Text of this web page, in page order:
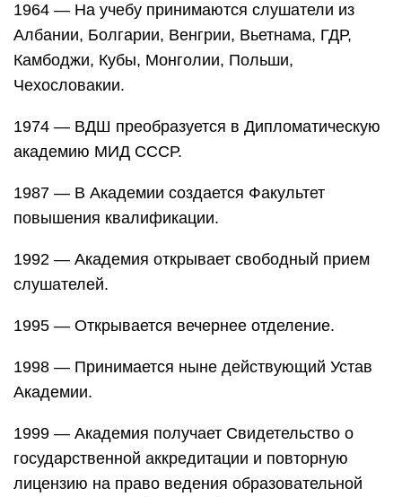
1964 — На учебу принимаются слушатели из
Албании, Болгарии, Венгрии, Вьетнама, ГДР,
Камбоджи, Кубы, Монголии, Польши,
Чехословакии.
1974 — ВДШ преобразуется в Дипломатическую
академию МИД СССР.
1987 — В Академии создается Факультет
повышения квалификации.
1992 — Академия открывает свободный прием
слушателей.
1995 — Открывается вечернее отделение.
1998 — Принимается ныне действующий Устав
Академии.
1999 — Академия получает Свидетельство о
государственной аккредитации и повторную
лицензию на право ведения образовательной